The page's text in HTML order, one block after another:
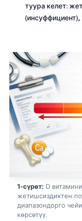
туура келет:
1-сүрөт: D
жетишсиздиктен
диапазондорго
көрсөтүү.